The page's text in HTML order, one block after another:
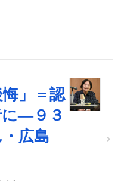
悔」＝認
に―９３
広島